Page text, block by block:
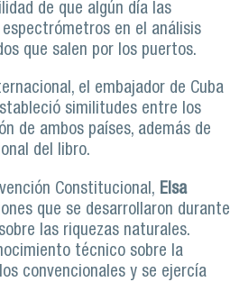
de que algún día las
en el análisis
que salen por los puertos.
el embajador de Cuba
similitudes entre los
de ambos países, además de
del libro.
Constitucional, Elsa
que se desarrollaron durante
las riquezas naturales.
técnico sobre la
convencionales y se ejercía